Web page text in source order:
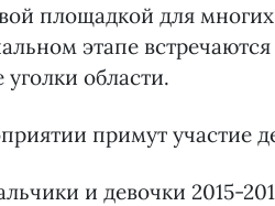
площадкой для
этапе
уголки области.
примут участие
и девочки 2015-